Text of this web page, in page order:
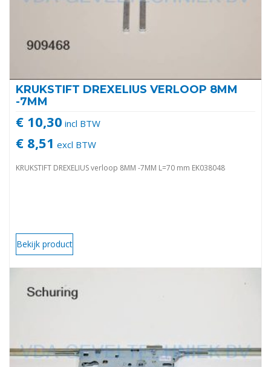
KRUKSTIFT DREXELIUS VERLOOP 8MM
-7MM
€ 10,30 incl BTW
€ 8,51 excl BTW
KRUKSTIFT DREXELIUS verloop 8MM -7MM L=70 mm EK038048
Bekijk product